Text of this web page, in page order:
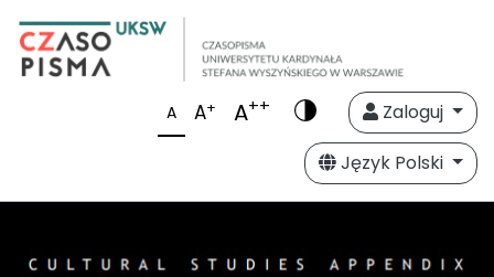
A A+ A++
Zaloguj
Język Polski